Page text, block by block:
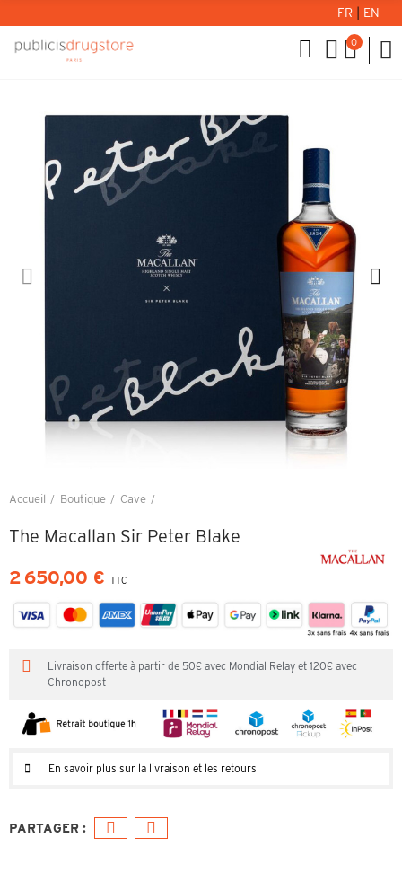
FR EN
0
Accueil Boutique Cave
The Macallan Sir Peter Blake
2 650,00 € TTC
Livraison offerte à partir de 50€ avec Mondial Relay et 120€ avec
Chronopost
En savoir plus sur la livraison et les retours